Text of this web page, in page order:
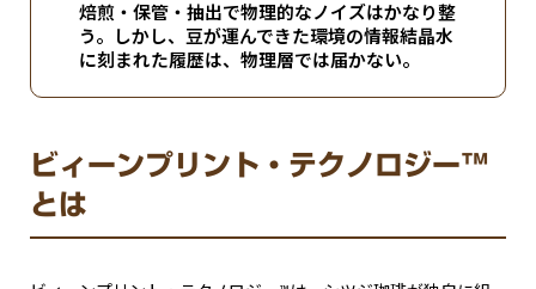
焙煎・保管・抽出で物理的なノイズはかなり整
う。しかし、豆が運んできた環境の情報――結晶水
に刻まれた履歴は、物理層では届かない。
ビィーンプリント・テクノロジー™
とは